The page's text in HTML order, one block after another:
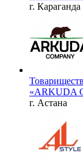
г. Караганда
«ARKUDA
г. Астана